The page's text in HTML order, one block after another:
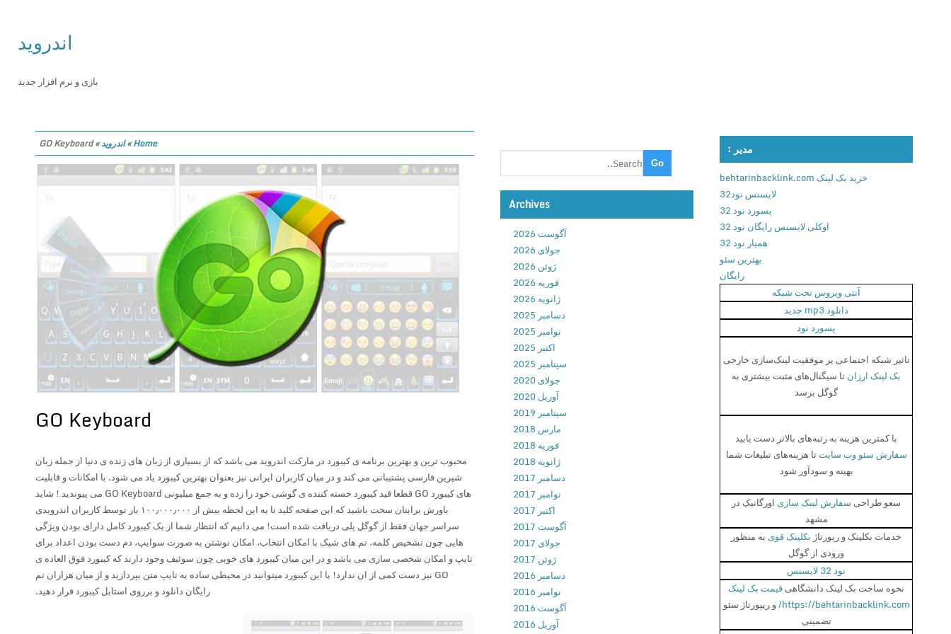
اندروید
بازی و نرم افزار جدید
Home
»اندروید»
GO Keyboard
GO Keyboard
محبوب ترین و بهترین برنامه ی کیبورد در مارکت اندروید می باشد که از بسیاری از زبان های زنده ی دنیا از جمله زبان
شیرین فارسی پشتیبانی می کند و در میان کاربران ایرانی نیز بعنوان بهترین کیبورد یاد می شود. با امکانات و قابلیت
های کیبورد GO قطعا قید کیبورد خسته کننده ی گوشی خود را زده و به جمع میلیونی GO Keyboard می پیوندید ! شاید
باورش برایتان سخت باشید که این صفحه کلید تا به این لحظه بیش از ۱۰۰٫۰۰۰٫۰۰۰ بار توسط کاربران اندرویدی
سراسر جهان فقط از گوگل پلی دریافت شده است! می دانیم که انتظار شما از یک کیبورد کامل دارای بودن ویژگی
هایی چون تشخیص کلمه، تم های شیک با امکان انتخاب، امکان نوشتن به صورت سوایپ، دم دست بودن اعداد برای
تایپ و امکان شخصی سازی می باشد و در این میان کیبورد های خوبی چون سوئیف وجود دارند که کیبورد فوق العاده ی
GO نیز دست کمی از ان ندارد! با این کیبورد میتوانید در محیطی ساده به تایپ متن بپردازید و از میان هزاران تم
رایگان دانلود و برروی استایل کیبورد قرار دهید.
Archives
آگوست 2026
جولای 2026
ژوئن 2026
فوریه 2026
ژانویه 2026
دسامبر 2025
نوامبر 2025
اکتبر 2025
سپتامبر 2025
جولای 2020
آوریل 2020
سپتامبر 2019
مارس 2018
فوریه 2018
ژانویه 2018
دسامبر 2017
نوامبر 2017
اکتبر 2017
آگوست 2017
جولای 2017
ژوئن 2017
دسامبر 2016
نوامبر 2016
آگوست 2016
آوریل 2016
مدیر :
خرید بک لینک behtarinbacklink.com
لایسنس نود32
پسورد نود 32
اوکلی لایسنس رایگان نود 32
همیار نود 32
بهترین سئو
رایگان
آنتی ویروس تحت شبکه
دانلود mp3 جدید
پسورد نود
تاثیر شبکه اجتماعی بر موفقیت لینک‌سازی خارجی
بک لینک ارزانتا سیگنال‌های مثبت بیشتری به
گوگل برسد
با کمترین هزینه به رتبه‌های بالاتر دست یابید
سفارش سئو وب سایتتا هزینه‌های تبلیغات شما
بهینه و سودآور شود
سعو طراحی سفارش لینک سازیاورگانیک در
مشهد
خدمات بکلینک و رپورتاژ بکلینک قویبه منظور
ورودی از گوگل
نود 32 لایسنس
نحوه ساخت بک لینک دانشگاهیقیمت بک لینک
https://behtarinbacklink.com/ و ریپورتاژ سئو
تضمینی